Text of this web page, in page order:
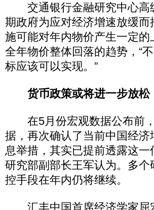
交通银行金融研究中心高
期政府为应对经济增速放缓
施可能对年内物价产生一定
全年物价整体回落的趋势，“
标应该可以实现。”
货币政策或将进一步放松
在5月份宏观数据公布前，
据，再次确认了当前中国经
息举措，其实已提前透露这
研究部副部长王军认为。多
控手段在年内仍将继续。
汇丰中国首席经济学家屈